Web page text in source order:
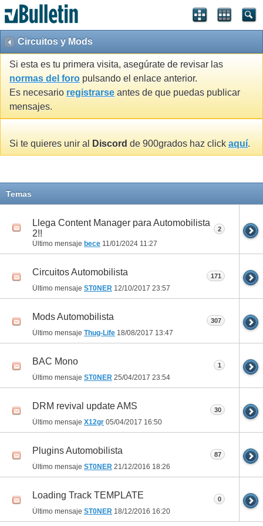
Circuitos y Mods
Si esta es tu primera visita, asegúrate de revisar las
normas del foro pulsando el enlace anterior.
Es necesario registrarse antes de que puedas publicar
mensajes.
Si te quieres unir al Discord de 900grados haz click aquí.
Temas
Llega Content Manager para Automobilista
2!!
Último mensaje bece 11/01/2024 11:27
2
Circuitos Automobilista
Último mensaje ST0NER 12/10/2017 23:57
171
Mods Automobilista
Último mensaje Thug-Life 18/08/2017 13:47
307
BAC Mono
Último mensaje ST0NER 25/04/2017 23:54
1
DRM revival update AMS
Último mensaje X12gr 05/04/2017 16:50
30
Plugins Automobilista
Último mensaje ST0NER 21/12/2016 18:26
87
Loading Track TEMPLATE
Último mensaje ST0NER 18/12/2016 16:20
0